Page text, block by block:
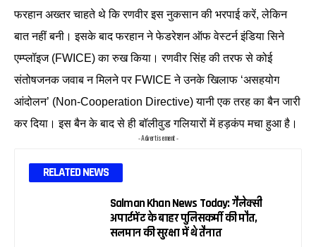
फरहान अख्तर चाहते थे कि रणवीर इस नुकसान की भरपाई करें, लेकिन
बात नहीं बनी। इसके बाद फरहान ने फेडरेशन ऑफ वेस्टर्न इंडिया सिने
एम्प्लॉइज (FWICE) का रुख किया। रणवीर सिंह की तरफ से कोई
संतोषजनक जवाब न मिलने पर FWICE ने उनके खिलाफ ‘असहयोग
आंदोलन’ (Non-Cooperation Directive) यानी एक तरह का बैन जारी
कर दिया। इस बैन के बाद से ही बॉलीवुड गलियारों में हड़कंप मचा हुआ है।
- Advertisement -
RELATED NEWS
Salman Khan News Today: गैलेक्सी
अपार्टमेंट के बाहर पुलिसकर्मी की मौत,
सलमान की सुरक्षा में थे तैनात